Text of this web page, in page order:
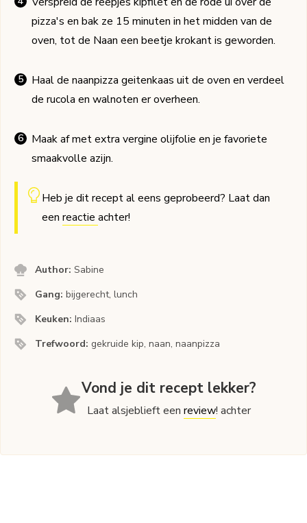
pizza's en bak ze 15 minuten in het midden van de
oven, tot de Naan een beetje krokant is geworden.
Haal de naanpizza geitenkaas uit de oven en verdeel
de rucola en walnoten er overheen.
Maak af met extra vergine olijfolie en je favoriete
smaakvolle azijn.
Heb je dit recept al eens geprobeerd? Laat dan
een reactie achter!
Author:Sabine
Gang:bijgerecht, lunch
Keuken:Indiaas
Trefwoord: gekruide kip, naan, naanpizza
Vond je dit recept lekker?
Laat alsjeblieft eenreview! achter